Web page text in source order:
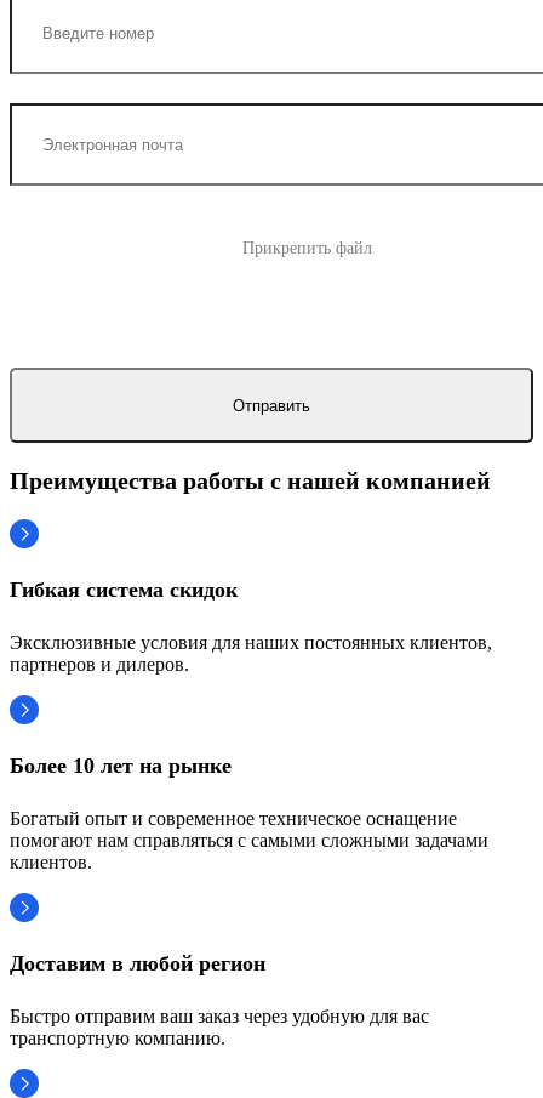
Прикрепить файл
Преимущества работы с нашей компанией
Гибкая система скидок
Эксклюзивные условия для наших постоянных клиентов,
партнеров и дилеров.
Более 10 лет на рынке
Богатый опыт и современное техническое оснащение
помогают нам справляться с самыми сложными задачами
клиентов.
Доставим в любой регион
Быстро отправим ваш заказ через удобную для вас
транспортную компанию.